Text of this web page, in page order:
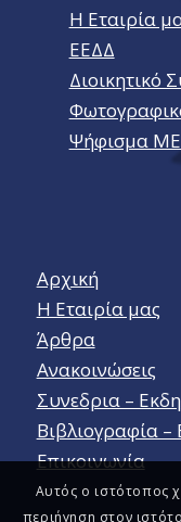
Η Εταιρία
ΕΕΔΔ
Διοικητικό
Ψήφισμα
Αρχική
Η Εταιρία μας
Άρθρα
Ανακοινώσεις
Συνεδρια –
Βιβλιογραφία –
Επικοινωνία
Αυτός ο ιστότοπος
περιήγηση στον